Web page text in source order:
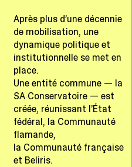
Après plus d’une décennie
de mobilisation, une
dynamique politique et
institutionnelle se met en
place.
Une entité commune — la
SA Conservatoire — est
créée, réunissant l’État
fédéral, la Communauté
flamande,
la Communauté française
et Beliris.